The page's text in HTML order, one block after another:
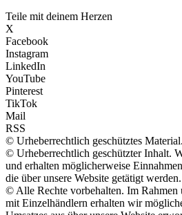
Teile mit deinem Herzen
X
Facebook
Instagram
LinkedIn
YouTube
Pinterest
TikTok
Mail
RSS
© Urheberrechtlich geschütztes Material.
© Urheberrechtlich geschützter Inhalt.
und erhalten möglicherweise
die über unsere Website getätigt werden.
© Alle Rechte vorbehalten. Im Rahmen
mit Einzelhändlern erhalten wir